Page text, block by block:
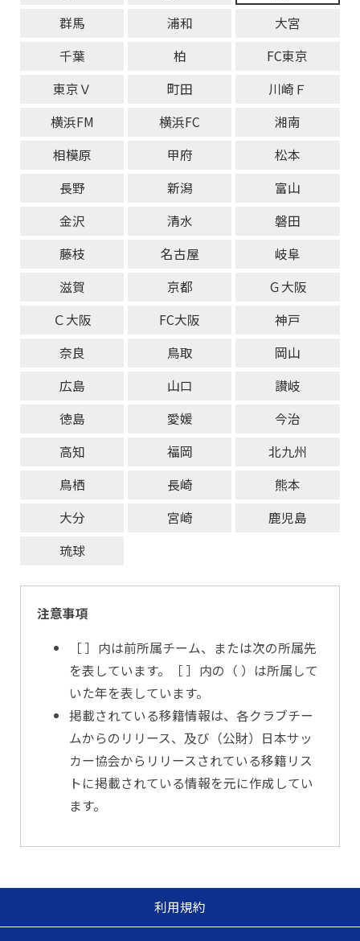
群馬
浦和
大宮
千葉
柏
FC東京
東京Ｖ
町田
川崎Ｆ
横浜FM
横浜FC
湘南
相模原
甲府
松本
長野
新潟
富山
金沢
清水
磐田
藤枝
名古屋
岐阜
滋賀
京都
Ｇ大阪
Ｃ大阪
FC大阪
神戸
奈良
鳥取
岡山
広島
山口
讃岐
徳島
愛媛
今治
高知
福岡
北九州
鳥栖
長崎
熊本
大分
宮崎
鹿児島
琉球
注意事項
［ ］内は前所属チーム、または次の所属先
を表しています。［ ］内の（ ）は所属して
いた年を表しています。
掲載されている移籍情報は、各クラブチー
ムからのリリース、及び（公財）日本サッ
カー協会からリリースされている移籍リス
トに掲載されている情報を元に作成してい
ます。
利用規約